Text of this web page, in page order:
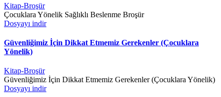
Kitap-Broşür
Çocuklara Yönelik Sağlıklı Beslenme Broşür
Dosyayı indir
Güvenliğimiz İçin Dikkat Etmemiz Gerekenler (Çocuklara
Yönelik)
Kitap-Broşür
Güvenliğimiz İçin Dikkat Etmemiz Gerekenler (Çocuklara Yönelik)
Dosyayı indir